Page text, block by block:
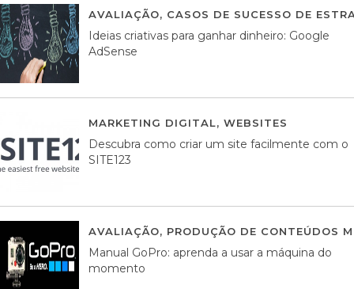
AVALIAÇÃO, CASOS DE SUCESSO DE
Ideias criativas para ganhar dinheiro: Google
AdSense
MARKETING DIGITAL, WEBSITES
Descubra como criar um site facilmente com o
SITE123
AVALIAÇÃO, PRODUÇÃO DE CONTEÚDOS
Manual GoPro: aprenda a usar a máquina do
momento